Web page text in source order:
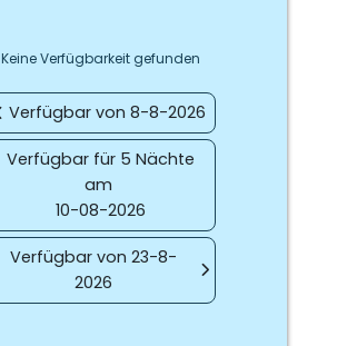
Keine Verfügbarkeit gefunden
Verfügbar von 8-8-2026
Verfügbar für 5 Nächte
am
10-08-2026
Verfügbar von 23-8-
2026